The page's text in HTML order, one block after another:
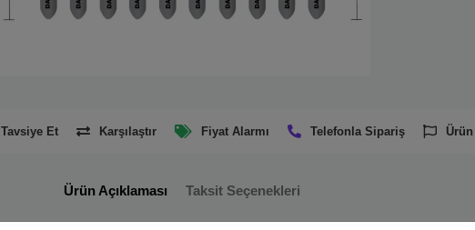
Tavsiye Et Karşılaştır Fiyat Alarmı Telefonla Sipariş
Ürün Açıklaması Taksit Seçenekleri